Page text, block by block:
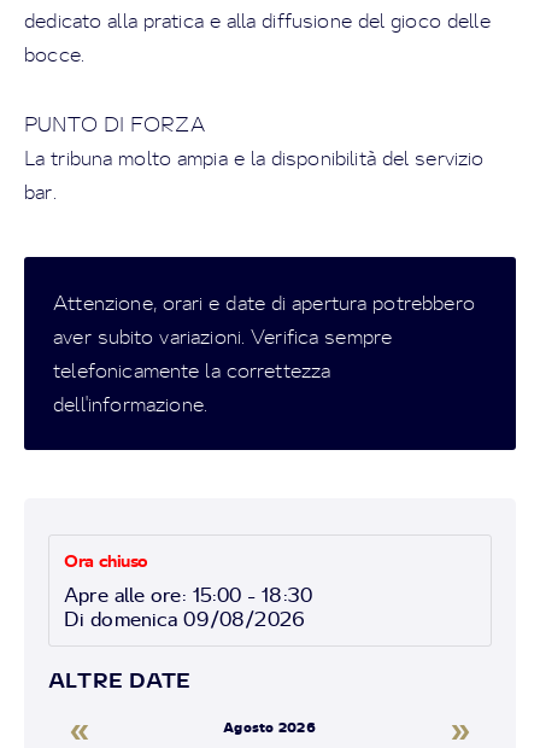
dedicato alla pratica e alla diffusione del gioco delle
bocce.
PUNTO DI FORZA
La tribuna molto ampia e la disponibilità del servizio
bar.
Attenzione, orari e date di apertura potrebbero
aver subito variazioni. Verifica sempre
telefonicamente la correttezza
dell'informazione.
Ora chiuso
Apre alle ore: 15:00 - 18:30
Di domenica 09/08/2026
ALTRE DATE
« Agosto 2026 »